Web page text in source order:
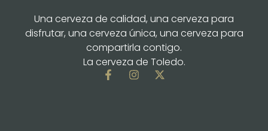
Una cerveza de calidad, una cerveza para
disfrutar, una cerveza única, una cerveza para
compartirla contigo.
La cerveza de Toledo.